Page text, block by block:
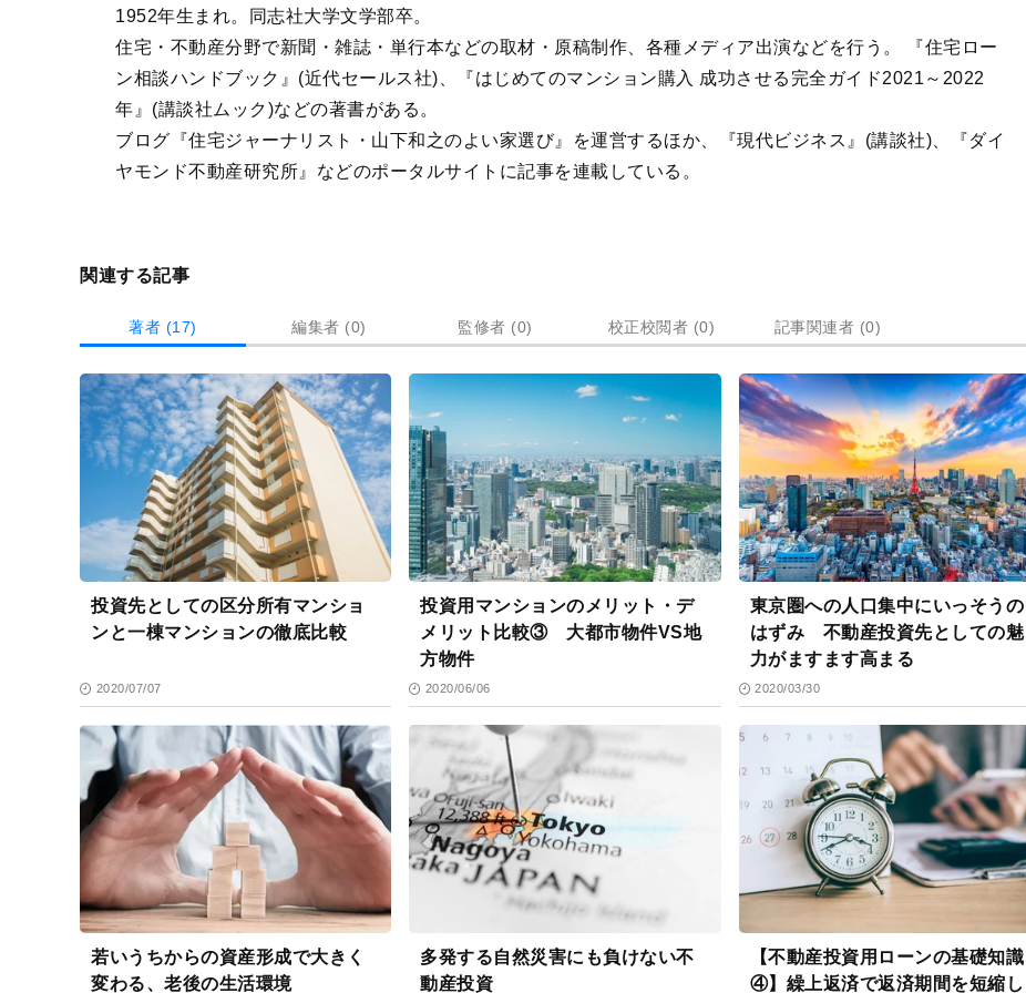
1952年生まれ。同志社大学文学部卒。
住宅・不動産分野で新聞・雑誌・単行本などの取材・原稿制作、各種メディア出演などを行う。 『住宅ロー
ン相談ハンドブック』(近代セールス社)、『はじめてのマンション購入 成功させる完全ガイド2021～2022
年』(講談社ムック)などの著書がある。
ブログ『住宅ジャーナリスト・山下和之のよい家選び』を運営するほか、『現代ビジネス』(講談社)、『ダイ
ヤモンド不動産研究所』などのポータルサイトに記事を連載している。
関連する記事
著者 (17) 編集者 (0) 監修者 (0) 校正校閲者 (0) 記事関連者 (0)
記
事
一
覧
投資先としての区分所有マンショ
ンと一棟マンションの徹底比較
2020/07/07
投資用マンションのメリット・デ
メリット比較③ 大都市物件VS地
方物件
2020/06/06
東京圏への人口集中にいっそうの
はずみ 不動産投資先としての魅
力がますます高まる
2020/03/30
若いうちからの資産形成で大きく
変わる、老後の生活環境
多発する自然災害にも負けない不
動産投資
【不動産投資用ローンの基礎知識
④】繰上返済で返済期間を短縮し